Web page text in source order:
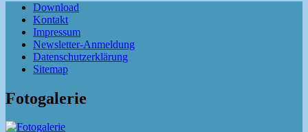
Download
Kontakt
Impressum
Newsletter-Anmeldung
Datenschutzerklärung
Sitemap
Fotogalerie